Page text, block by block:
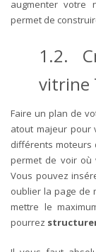
augmenter votre
permet de
1.2.
vitrine
Faire un plan de
atout majeurpour
différents moteurs
permet de voir où
Vous pouvez
oublier la page de
mettre le
pourrez